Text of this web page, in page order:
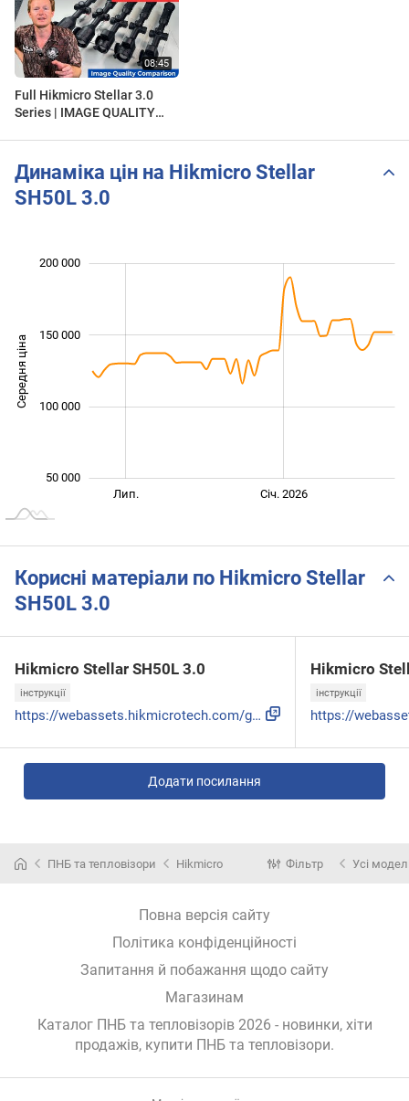
Full Hikmicro Stellar 3.0
Series | IMAGE QUALITY
Динаміка цін на Hikmicro Stellar
SH50L 3.0
Середня ціна 100 000
200 000
150 000
50 000
Лип. Січ. 2026
Корисні матеріали по Hikmicro Stellar
SH50L 3.0
Hikmicro Stellar SH50L 3.0
інструкції
https://webassets.hikmicrotech.com/global/asset/b7341d59798...
Hikmicro
інструкції
Додати посилання
ПНБ та тепловізори Hikmicro Фільтр Усі
Повна версія сайту
Політика конфіденційності
Запитання й побажання щодо сайту
Магазинам
Каталог ПНБ та тепловізорів 2026 - новинки, хіти
продажів, купити ПНБ та тепловізори.